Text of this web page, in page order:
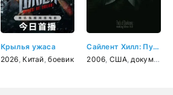
США Индия ,мультфильм,фэнтези ,семейный
Крылья ужаса
2026 Китай ,боевик
Сайлент Хилл: Путь Тьмы
2006 США, документальный